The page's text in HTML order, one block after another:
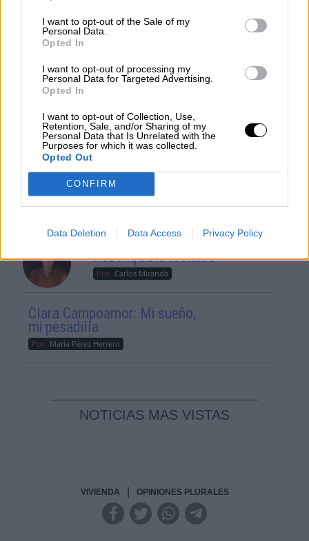
I want to opt-out of the Sale of my
Personal Data.
Opted In
I want to opt-out of processing my
Personal Data for Targeted Advertising.
Opted In
I want to opt-out of Collection, Use,
Retention, Sale, and/or Sharing of my
Personal Data that Is Unrelated with the
Purposes for which it was collected.
Opted Out
CONFIRM
Data Deletion Data Access Privacy Policy
Suelta y confía
Por María Comesaña
Por Juan Manuel Beltrán
El Conflicto de Oriente Medio:
Un Nuevo Orden Autoritario
en Construcción
Por Álvaro Frutos Rosado y Gabinete
Reconquista leonesa
Por Carlos Miranda
Clara Campoamor: Mi sueño,
mi pesadilla
Por María Pérez Herrero
NOTICIAS MAS VISTAS
VIVIENDA OPINIONES PLURALES